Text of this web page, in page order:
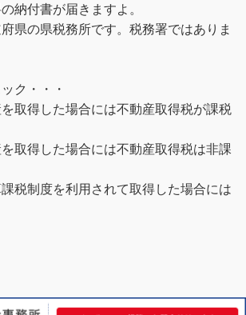
納付書が届きますよ。
県の県税務所です。税務署ではありま
ク・・・
取得した場合には不動産取得税が課税
取得した場合には不動産取得税は非課
税制度を利用されて取得した場合には